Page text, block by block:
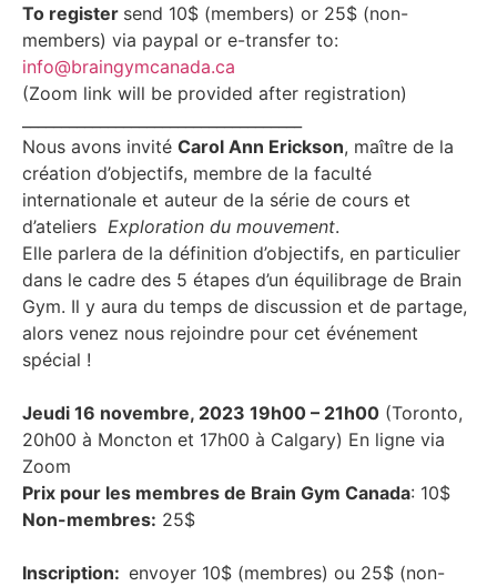
To register send 10$ (members) or 25$ (non-
members) via paypal or e-transfer to:
info@braingymcanada.ca
(Zoom link will be provided after registration)
Nous avons invité Carol Ann Erickson, maître de la
création d’objectifs, membre de la faculté
internationale et auteur de la série de cours et
d’ateliers Exploration du mouvement.
Elle parlera de la définition d’objectifs, en particulier
dans le cadre des 5 étapes d’un équilibrage de Brain
Gym. Il y aura du temps de discussion et de partage,
alors venez nous rejoindre pour cet événement
spécial !
Jeudi 16 novembre, 2023 19h00 – 21h00 (Toronto,
20h00 à Moncton et 17h00 à Calgary) En ligne via
Zoom
Prix pour les membres de Brain Gym Canada: 10$
Non-membres: 25$
Inscription: envoyer 10$ (membres) ou 25$ (non-